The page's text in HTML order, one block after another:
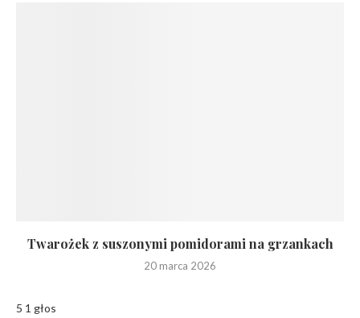
Twarożek z suszonymi pomidorami na grzankach
20 marca 2026
5 1 głos